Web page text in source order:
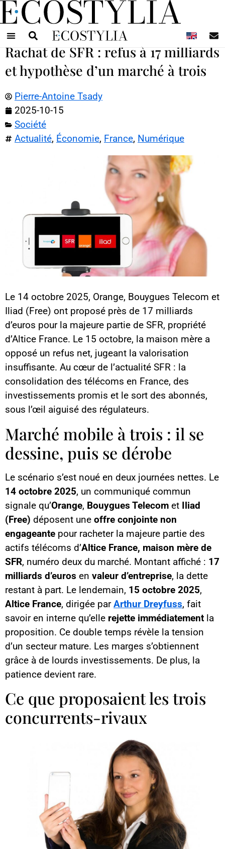
Rachat de SFR : refus à 17 milliards
et hypothèse d’un marché à trois
Pierre-Antoine Tsady
2025-10-15
Société
Actualité, Économie, France, Numérique
Le 14 octobre 2025, Orange, Bouygues Telecom et
Iliad (Free) ont proposé près de 17 milliards
d’euros pour la majeure partie de SFR, propriété
d’Altice France. Le 15 octobre, la maison mère a
opposé un refus net, jugeant la valorisation
insuffisante. Au cœur de l’actualité SFR : la
consolidation des télécoms en France, des
investissements promis et le sort des abonnés,
sous l’œil aiguisé des régulateurs.
Marché mobile à trois : il se
dessine, puis se dérobe
Le scénario s’est noué en deux journées nettes. Le
14 octobre 2025, un communiqué commun
signale qu’Orange, Bouygues Telecom et Iliad
(Free) déposent une offre conjointe non
engageante pour racheter la majeure partie des
actifs télécoms d’Altice France, maison mère de
SFR, numéro deux du marché. Montant affiché : 17
milliards d’euros en valeur d’entreprise, la dette
restant à part. Le lendemain, 15 octobre 2025,
Altice France, dirigée parArthur Dreyfuss, fait
savoir en interne qu’elle rejette immédiatement la
proposition. Ce double temps révèle la tension
d’un secteur mature. Les marges s’obtiennent
grâce à de lourds investissements. De plus, la
patience devient rare.
Ce que proposaient les trois
concurrents-rivaux